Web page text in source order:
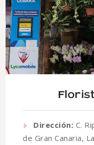
Dirección: C.
de Gran Canaria,